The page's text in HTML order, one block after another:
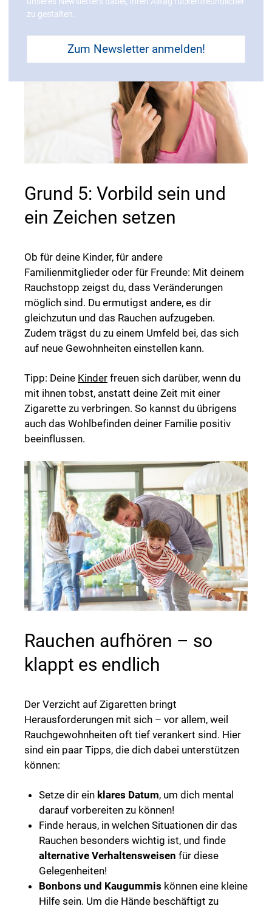
Grund 5: Vorbild sein und
ein Zeichen setzen
Ob für deine Kinder, für andere
Familienmitglieder oder für Freunde: Mit deinem
Rauchstopp zeigst du, dass Veränderungen
möglich sind. Du ermutigst andere, es dir
gleichzutun und das Rauchen aufzugeben.
Zudem trägst du zu einem Umfeld bei, das sich
auf neue Gewohnheiten einstellen kann.
Tipp: Deine Kinder freuen sich darüber, wenn du
mit ihnen tobst, anstatt deine Zeit mit einer
Zigarette zu verbringen. So kannst du übrigens
auch das Wohlbefinden deiner Familie positiv
beeinflussen.
Rauchen aufhören – so
klappt es endlich
Der Verzicht auf Zigaretten bringt
Herausforderungen mit sich – vor allem, weil
Rauchgewohnheiten oft tief verankert sind. Hier
sind ein paar Tipps, die dich dabei unterstützen
können:
Setze dir ein klares Datum, um dich mental
darauf vorbereiten zu können!
Finde heraus, in welchen Situationen dir das
Rauchen besonders wichtig ist, und finde
alternative Verhaltensweisen für diese
Gelegenheiten!
Bonbons und Kaugummis können eine kleine
Hilfe sein. Um die Hände beschäftigt zu
zu gestalten.
Zum Newsletter anmelden!